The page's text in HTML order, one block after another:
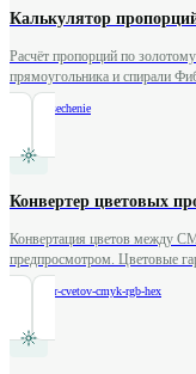
Калькулятор
Расчёт пропорций по
прямоугольника и спирали
zolotoe-sechenie
Конвертер цветовых
Конвертация цветов между
предпросмотром. Цветовые
konverter-cvetov-cmyk-rgb-hex